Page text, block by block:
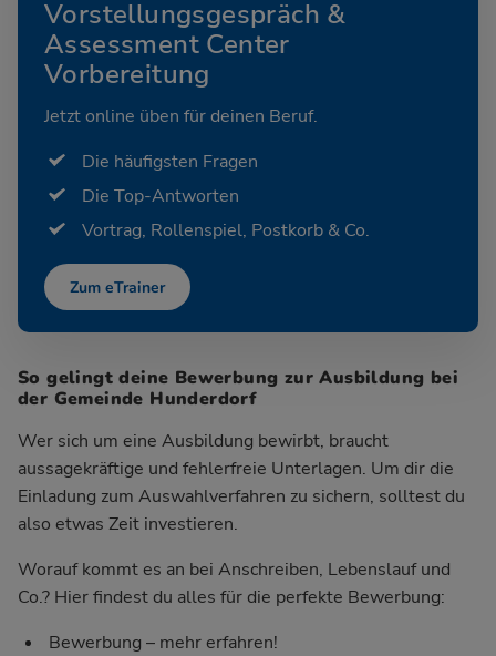
Vorstellungsgespräch &
Assessment Center
Vorbereitung
Jetzt online üben für deinen Beruf.
Die häufigsten Fragen
Die Top-Antworten
Vortrag, Rollenspiel, Postkorb & Co.
Zum eTrainer
So gelingt deine Bewerbung zur Ausbildung bei
der Gemeinde Hunderdorf
Wer sich um eine Ausbildung bewirbt, braucht
aussagekräftige und fehlerfreie Unterlagen. Um dir die
Einladung zum Auswahlverfahren zu sichern, solltest du
also etwas Zeit investieren.
Worauf kommt es an bei Anschreiben, Lebenslauf und
Co.? Hier findest du alles für die perfekte Bewerbung:
Bewerbung – mehr erfahren!